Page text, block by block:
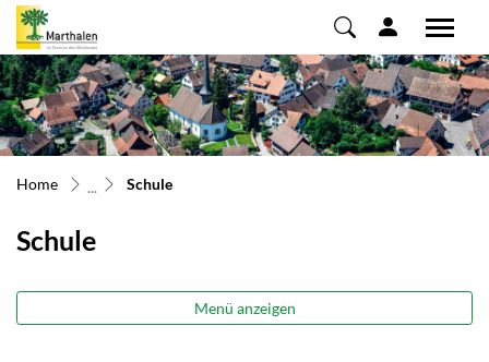
zur Startseite
Direkt zur Hauptnavigation
Direkt zum Inhalt
Direkt zur Suche
Direkt zum Stichwortverzeichnis
Home Schule(ausgewählt)
Schule
Menü anzeigen